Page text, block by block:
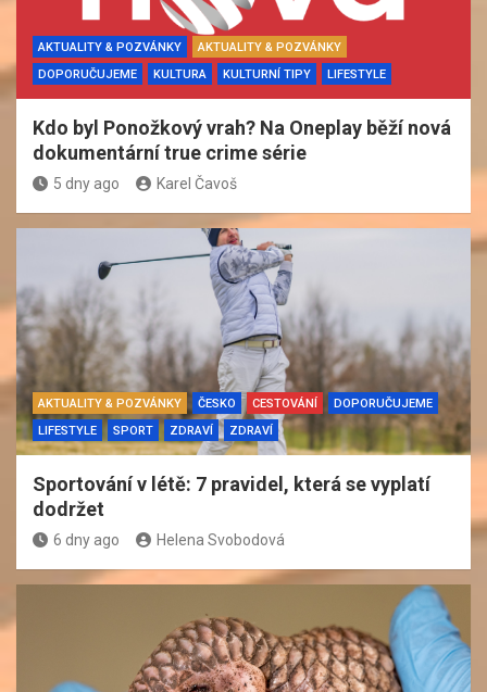
AKTUALITY & POZVÁNKY
AKTUALITY & POZVÁNKY
DOPORUČUJEME
KULTURA KULTURNÍ TIPY LIFESTYLE
Kdo byl Ponožkový vrah? Na Oneplay běží nová
dokumentární true crime série
5 dny ago Karel Čavoš
AKTUALITY & POZVÁNKY ČESKO CESTOVÁNÍ
DOPORUČUJEME
LIFESTYLE
SPORT ZDRAVÍ ZDRAVÍ
Sportování v létě: 7 pravidel, která se vyplatí
dodržet
6 dny ago Helena Svobodová